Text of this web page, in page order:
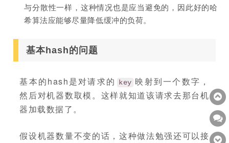
与分散性一样，这种情况也是应当避免的，因此好的哈
希算法应能够尽量降低缓冲的负荷。
基本hash的问题
基本的hash是对请求的 key 映射到一个数字，
然后对机器数取模。这样就知道该请求去那台机
器加载数据了。
假设机器数量不变的话，这种做法勉强还可以接